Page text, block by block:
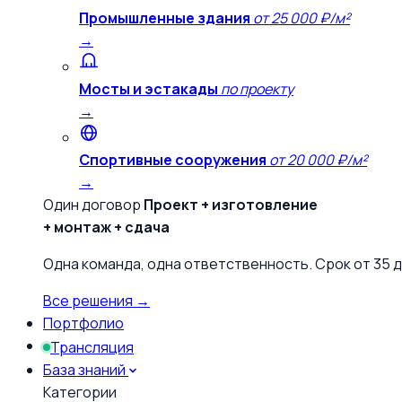
Промышленные здания от 25 000 ₽/м²
→
Мосты и эстакады по проекту
→
Спортивные сооружения от 20 000 ₽/м²
→
Один договор Проект + изготовление
+ монтаж + сдача
Одна команда, одна ответственность. Срок от 35
Все решения →
Портфолио
Трансляция
База знаний
Категории